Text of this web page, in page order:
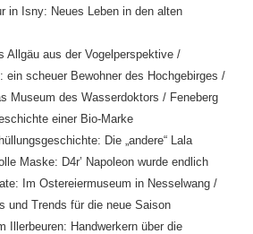
in Isny: Neues Leben in den alten
Allgäu aus der Vogelperspektive /
ein scheuer Bewohner des Hochgebirges /
Museum des Wasserdoktors / Feneberg
einer Bio-Marke
Die „andere“ Lala
Maske: D4r’ Napoleon wurde endlich
Im Ostereiermuseum in Nesselwang /
und Trends für die neue Saison
Illerbeuren: Handwerkern über die